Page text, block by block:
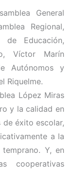
General
Regional,
de Educación,
Víctor Marín
Autónomos y
Riquelme.
López Miras
y la calidad en
éxito escolar,
a la
Y, en
cooperativas